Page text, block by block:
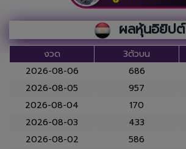
ผลหุ้นอิยิปต์
งวด 3ตัวบน
2026-08-06
686
2026-08-05
957
2026-08-04
170
2026-08-03
433
2026-08-02
586